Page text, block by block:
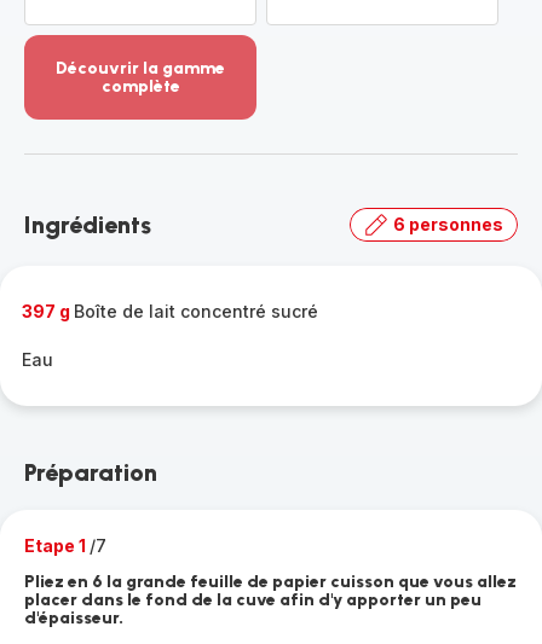
Découvrir la gamme
complète
-
gamme
Ingrédients 6 personnes
397 g Boîte de lait concentré sucré
Eau
Préparation
Etape 1 /7
Pliez en 6 la grande feuille de papier cuisson que vous allez
placer dans le fond de la cuve afin d'y apporter un peu
d'épaisseur.